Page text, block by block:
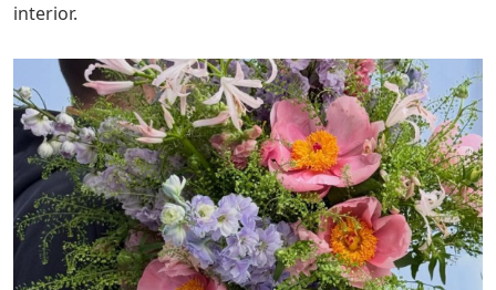
interior.